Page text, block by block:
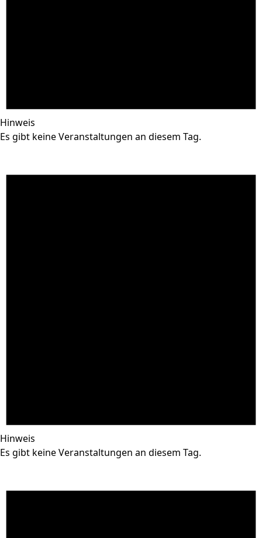
Hinweis
Es gibt keine Veranstaltungen an diesem Tag.
Hinweis
Es gibt keine Veranstaltungen an diesem Tag.